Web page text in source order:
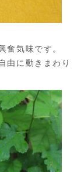
奮気味です。
由に動きまわり